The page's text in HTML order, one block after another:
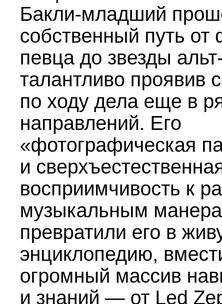
Бакли-младший
собственный путь от
певца до звезды
талантливо проявив
по ходу дела еще в
направлений. Его
«фотографическая
и
восприимчивость к
музыкальным
превратили его в
энциклопедию,
огромный массив
и знаний — от Led